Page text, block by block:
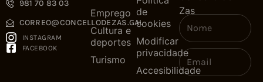
981 70 83 03
CORREO@CONCELLODEZAS.GAL
INSTAGRAM
FACEBOOK
Emprego
Cultura e
deportes
Turismo
de
cookies
Modificar
privacidade
Accesibilidade
Zas